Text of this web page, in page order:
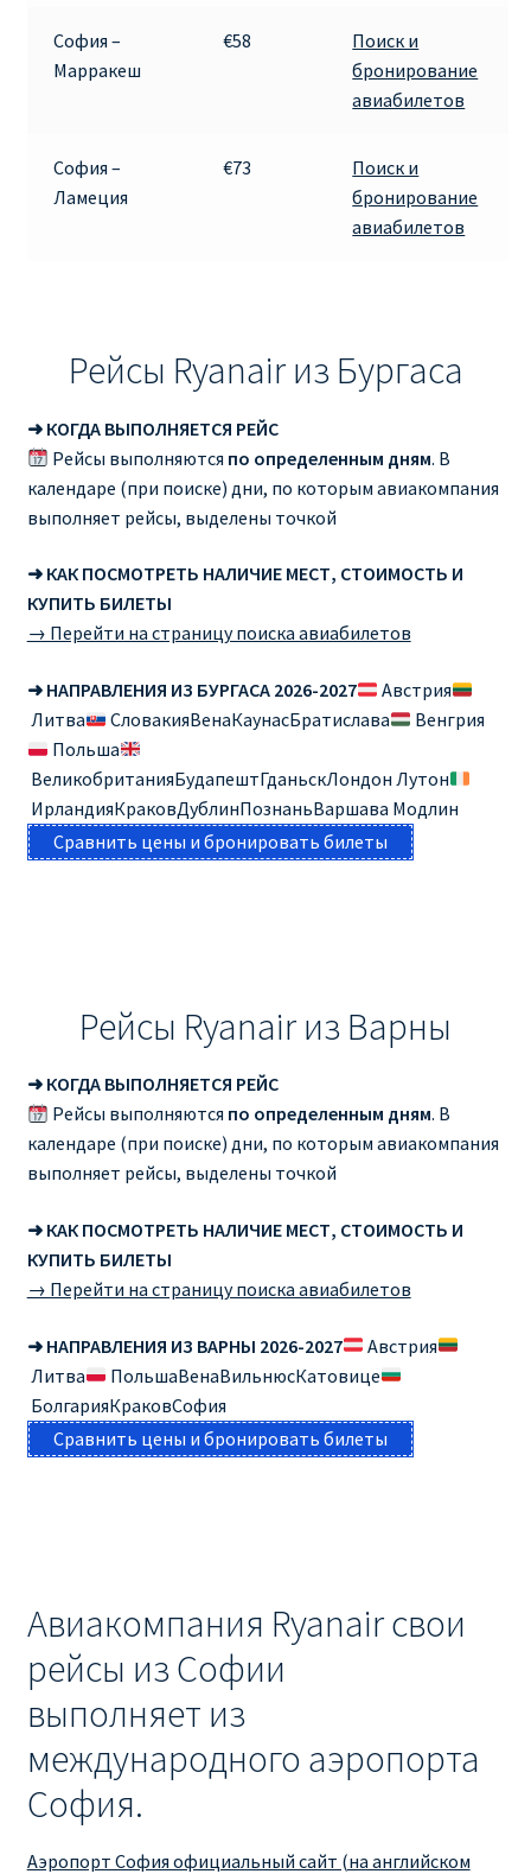
София –
Марракеш
€58
Поиск и
бронирование
авиабилетов
София –
Ламеция
€73
Поиск и
бронирование
авиабилетов
Рейсы Ryanair из Бургаса
➜ КОГДА ВЫПОЛНЯЕТСЯ РЕЙС
Рейсы выполняются по определенным дням. В
календаре (при поиске) дни, по которым авиакомпания
выполняет рейсы, выделены точкой
➜ КАК ПОСМОТРЕТЬ НАЛИЧИЕ МЕСТ, СТОИМОСТЬ И
КУПИТЬ БИЛЕТЫ
→ Перейти на страницу поиска авиабилетов
➜ НАПРАВЛЕНИЯ ИЗ БУРГАСА 2026-2027
Австрия
Литва
СловакияВенаКаунасБратислава
Венгрия
Польша
ВеликобританияБудапештГданьскЛондон Лутон
ИрландияКраковДублинПознаньВаршава Модлин
Сравнить цены и бронировать билеты
Рейсы Ryanair из Варны
➜ КОГДА ВЫПОЛНЯЕТСЯ РЕЙС
Рейсы выполняются по определенным дням. В
календаре (при поиске) дни, по которым авиакомпания
выполняет рейсы, выделены точкой
➜ КАК ПОСМОТРЕТЬ НАЛИЧИЕ МЕСТ, СТОИМОСТЬ И
КУПИТЬ БИЛЕТЫ
→ Перейти на страницу поиска авиабилетов
➜ НАПРАВЛЕНИЯ ИЗ ВАРНЫ 2026-2027
Австрия
Литва
ПольшаВенаВильнюсКатовице
БолгарияКраковСофия
Сравнить цены и бронировать билеты
Авиакомпания Ryanair свои
рейсы из Софии
выполняет из
международного аэропорта
София.
Аэропорт София официальный сайт (на английском